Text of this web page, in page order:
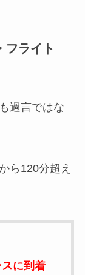
フライト
過言ではな
ら120分超え
に到着